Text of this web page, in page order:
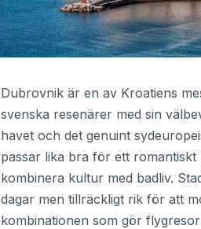
Dubrovnik är en av Kroatiens
svenska resenärer med sin
havet och det genuint
passar lika bra för ett
kombinera kultur med badliv.
dagar men tillräckligt rik för att
kombinationen som gör